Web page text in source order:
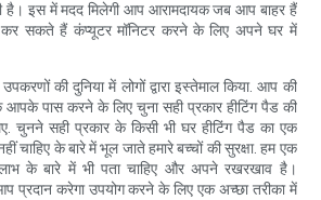
है। इस में मदद मिलेगी आप आरामदायक जब आप बाहर हैं
सकते हैं कंप्यूटर मॉनिटर करने के लिए अपने घर में
की दुनिया में लोगों द्वारा इस्तेमाल किया. आप की
पास करने के लिए चुना सही प्रकार हीटिंग पैड की
चुनने सही प्रकार के किसी भी घर हीटिंग पैड का एक
चाहिए के बारे में भूल जाते हमारे बच्चों की सुरक्षा. हम एक
के बारे में भी पता चाहिए और अपने रखरखाव है।
प्रदान करेगा उपयोग करने के लिए एक अच्छा तरीका में